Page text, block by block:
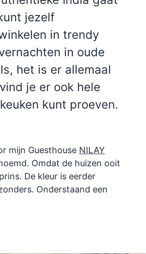
jezelf
in trendy
in oude
het is er allemaal
je er ook hele
kunt proeven.
mijn Guesthouse NILAY
Omdat de huizen ooit
De kleur is eerder
Onderstaand een